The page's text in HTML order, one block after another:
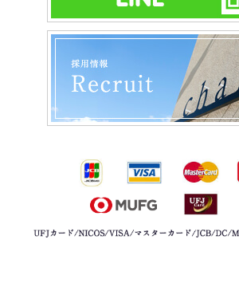
２月になりました。
あけましておめでとうございます。